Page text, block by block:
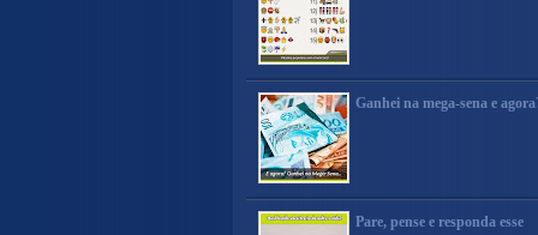
Ganhei na mega-sena e
Pare, pense e responda esse